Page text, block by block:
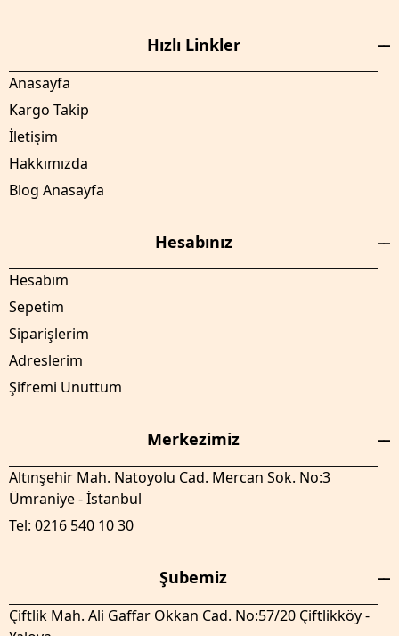
Hızlı Linkler
Anasayfa
Kargo Takip
İletişim
Hakkımızda
Blog Anasayfa
Hesabınız
Hesabım
Sepetim
Siparişlerim
Adreslerim
Şifremi Unuttum
Merkezimiz
Altınşehir Mah. Natoyolu Cad. Mercan Sok. No:3
Ümraniye - İstanbul
Tel: 0216 540 10 30
Şubemiz
Çiftlik Mah. Ali Gaffar Okkan Cad. No:57/20 Çiftlikköy -